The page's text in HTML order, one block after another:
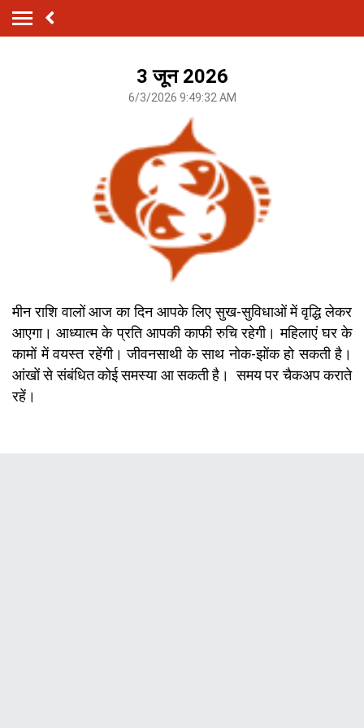
3 जून 2026
6/3/2026 9:49:32 AM
मीन राशि वालों आज का दिन आपके लिए सुख-सुविधाओं में वृद्धि लेकर
आएगा। आध्यात्म के प्रति आपकी काफी रुचि रहेगी। महिलाएं घर के
कामों में वयस्त रहेंगी। जीवनसाथी के साथ नोक-झोंक हो सकती है।
आंखों से संबंधित कोई समस्या आ सकती है। समय पर चैकअप कराते
रहें।